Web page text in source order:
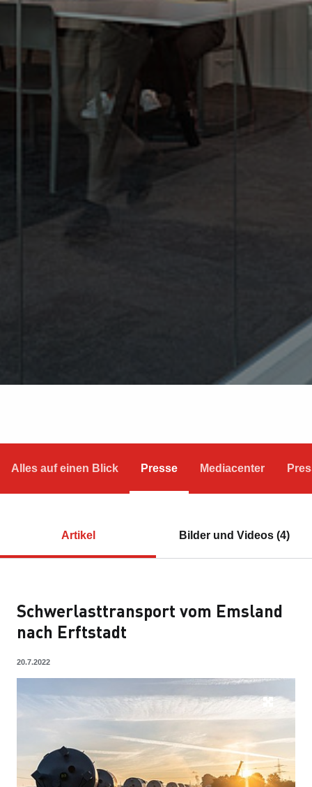
Alles auf einen Blick Presse Mediacenter
Artikel Bilder und Videos (4)
Schwerlasttransport vom Emsland
nach Erftstadt
20.7.2022